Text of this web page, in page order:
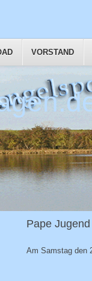
VORSTAND
Pape
Am Samstag den